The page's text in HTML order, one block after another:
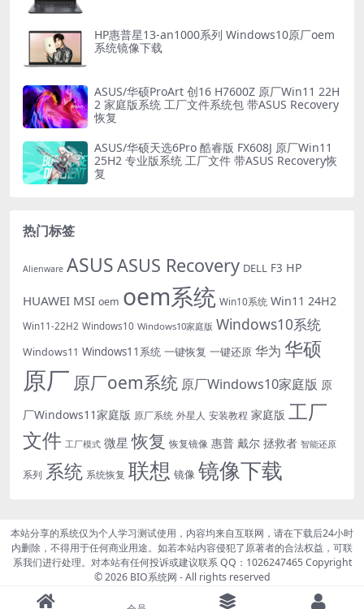
HP惠普星13-an1000系列 Windows10原厂oem
系统镜像下载
ASUS/华硕ProArt 创16 H7600Z 原厂Win11 22H
2 家庭版系统 工厂文件系统包 带ASUS Recovery
恢复
ASUS/华硕天选6Pro 酷睿版 FX608J 原厂Win11
25H2 专业版系统 工厂文件 带ASUS Recovery恢
复
热门标签
Alienware ASUSASUS Recovery DELL F3 HP
HUAWEI MSI oem oem系统 Win10系统 Win11 24H2
Win11-22H2 Windows10 Windows10家庭版 Windows10系统
Windows11 Windows11系统 一键恢复 一键还原 华为 华硕
原厂 原厂oem系统 原厂Windows10家庭版 原
厂Windows11家庭版 原厂系统 外星人 安装教程 家庭版 工厂
文件 工厂模式 微星 恢复 恢复镜像 惠普 戴尔 拯救者 智能还原
系列 系统 系统恢复 联想 镜像 镜像下载
本站分享的系统仅为个人学习测试使用，内容均来自互联网，请在下载后24小时
内删除，不得用于任何商业用途。如若本站内容侵犯了原著者的合法权益，可联
系我们进行处理。对本站有任何投诉或建议联系 QQ：1026247465 Copyright
© 2026 BIO系统网 - All rights reserved
豫ICP备2022008340号-2